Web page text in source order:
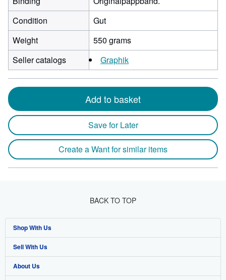
Condition
Gut
Weight
550 grams
Seller catalogs
Graphik
Add to basket
Save for Later
Create a Want for similar items
BACK TO TOP
Shop With Us
Advanced Search
Browse Collections
Sell With Us
Start Selling
About Us